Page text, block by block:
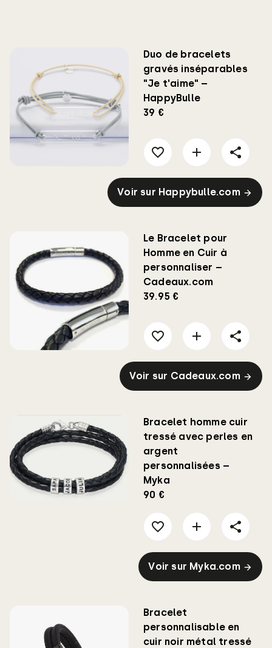
Duo de bracelets
gravés inséparables
"Je t'aime" –
HappyBulle
39 €
Voir sur Happybulle.com
Le Bracelet pour
Homme en Cuir à
personnaliser –
Cadeaux.com
39.95 €
Voir sur Cadeaux.com
Bracelet homme cuir
tressé avec perles en
argent
personnalisées –
Myka
90 €
Voir sur Myka.com
Bracelet
personnalisable en
cuir noir métal tressé